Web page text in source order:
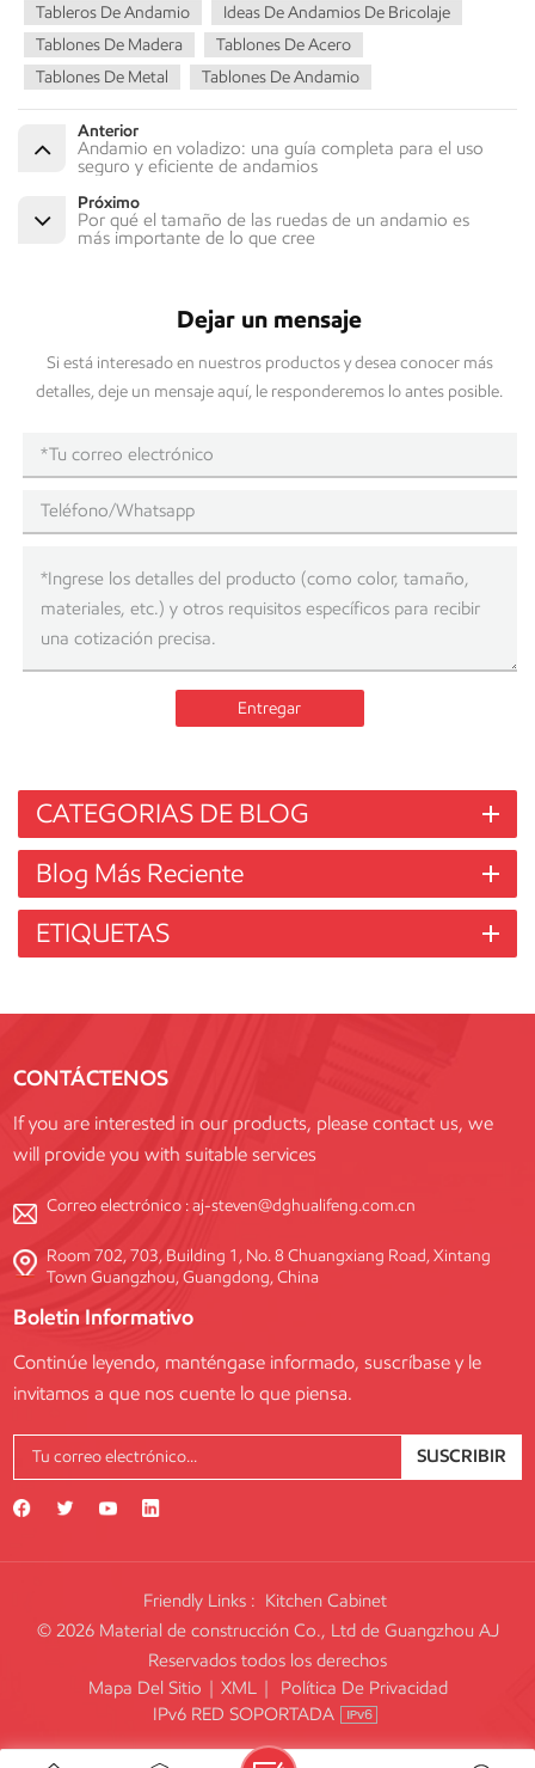
Tableros De Andamio
Ideas De Andamios De Bricolaje
Tablones De Madera
Tablones De Acero
Tablones De Metal
Tablones De Andamio
Anterior
Andamio en voladizo: una guía completa para el uso
seguro y eficiente de andamios
Próximo
Por qué el tamaño de las ruedas de un andamio es
más importante de lo que cree
Dejar un mensaje
Si está interesado en nuestros productos y desea conocer más
detalles, deje un mensaje aquí, le responderemos lo antes posible.
Entregar
CATEGORIAS DE BLOG
Blog Más Reciente
ETIQUETAS
CONTÁCTENOS
If you are interested in our products, please contact us, we
will provide you with suitable services
Correo electrónico :aj-steven@dghualifeng.com.cn
Room 702, 703, Building 1, No. 8 Chuangxiang Road, Xintang
Town Guangzhou, Guangdong, China
Boletin Informativo
Continúe leyendo, manténgase informado, suscríbase y le
invitamos a que nos cuente lo que piensa.
SUSCRIBIR
Friendly Links : Kitchen Cabinet
© 2026 Material de construcción Co., Ltd de Guangzhou AJ
Reservados todos los derechos
Mapa Del Sitio | XML |
Política De Privacidad
IPv6 RED SOPORTADA